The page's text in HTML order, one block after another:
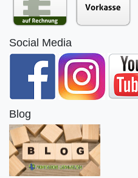
Social Media
Blog